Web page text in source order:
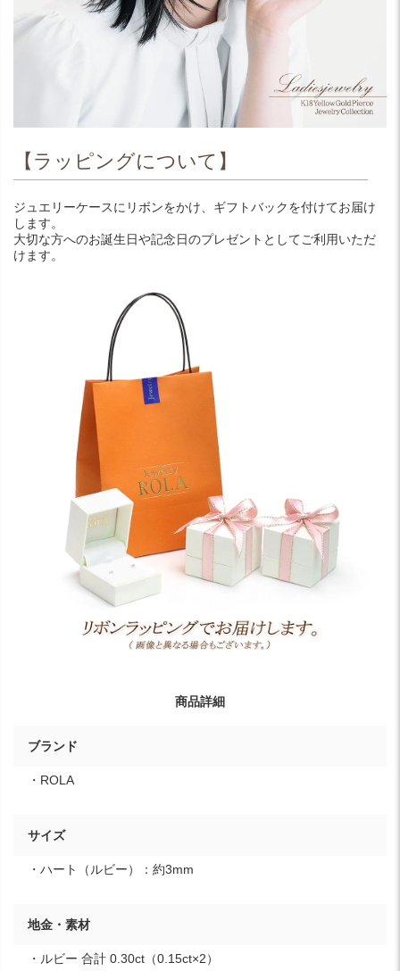
【ラッピングについて】
ジュエリーケースにリボンをかけ、ギフトバックを付けてお届け
します。
大切な方へのお誕生日や記念日のプレゼントとしてご利用いただ
けます。
商品詳細
ブランド
・ROLA
サイズ
・ハート（ルビー）：約3mm
地金・素材
・ルビー 合計 0.30ct（0.15ct×2）